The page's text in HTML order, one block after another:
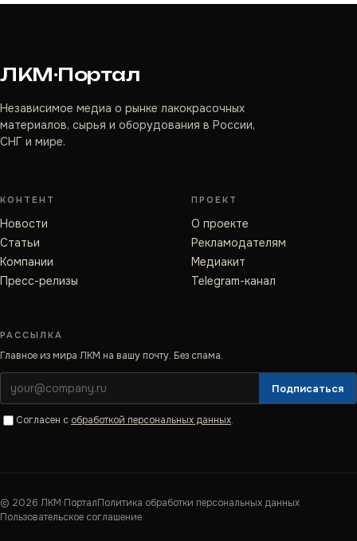
ЛКМ·Портал
Независимое медиа о рынке лакокрасочных
материалов, сырья и оборудования в России,
СНГ и мире.
КОНТЕНТ
Новости
Статьи
Компании
Пресс-релизы
ПРОЕКТ
О проекте
Рекламодателям
Медиакит
Telegram-канал
РАССЫЛКА
Главное из мира ЛКМ на вашу почту. Без спама.
Подписаться
Согласен с обработкой персональных данных.
© 2026 ЛКМ·ПорталПолитика обработки персональных данных
Пользовательское соглашение